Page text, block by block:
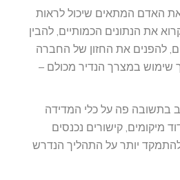
האדם המתאים שיכול לראות
את הנתונים הכמותיים, להבין
להפנים את החזון של החברה
שימוש במצרך הנדיר מכולם –
בתשובה פה על כלי המדידה
מיקומים, קישורים נכנסים
יותר על התהליך הנדרש